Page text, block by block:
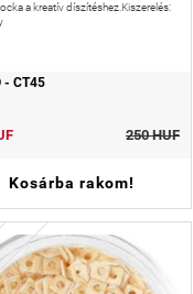
a kreatív díszítéshez.Kiszerelés:
- CT45
250 HUF
Kosárba rakom!